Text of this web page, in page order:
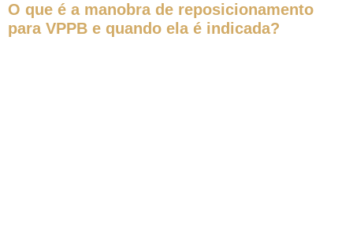
O que é a manobra de reposicionamento
para VPPB e quando ela é indicada?